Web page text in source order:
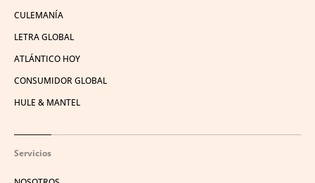
CULEMANÍA
LETRA GLOBAL
ATLÁNTICO HOY
CONSUMIDOR GLOBAL
HULE & MANTEL
Servicios